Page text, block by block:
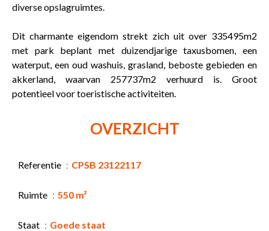
diverse opslagruimtes.
Dit charmante eigendom strekt zich uit over 335495m2
met park beplant met duizendjarige taxusbomen, een
waterput, een oud washuis, grasland, beboste gebieden en
akkerland, waarvan 257737m2 verhuurd is. Groot
potentieel voor toeristische activiteiten.
OVERZICHT
Referentie CPSB 23122117
Ruimte 550 m²
Staat Goede staat